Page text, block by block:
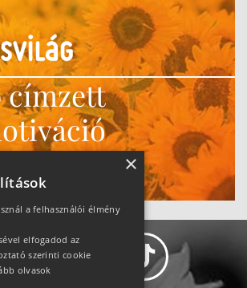
címzett
le!
×
a felhasználói élmény
elfogadod az
szerinti cookie
olvasok